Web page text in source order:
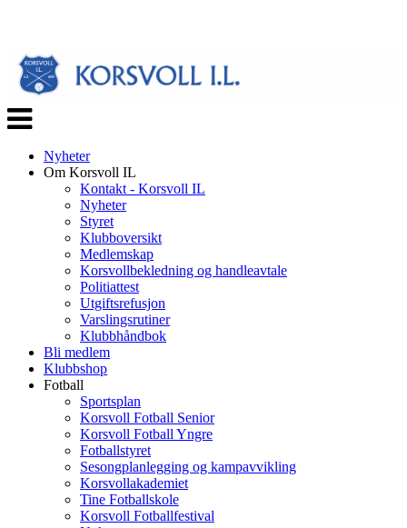
Veksle
navigasjon
Nyheter
Om Korsvoll IL
Kontakt - Korsvoll IL
Nyheter
Styret
Klubboversikt
Medlemskap
Korsvollbekledning og handleavtale
Politiattest
Utgiftsrefusjon
Varslingsrutiner
Klubbhåndbok
Bli medlem
Klubbshop
Fotball
Sportsplan
Korsvoll Fotball Senior
Korsvoll Fotball Yngre
Fotballstyret
Sesongplanlegging og kampavvikling
Korsvollakademiet
Tine Fotballskole
Korsvoll Fotballfestival